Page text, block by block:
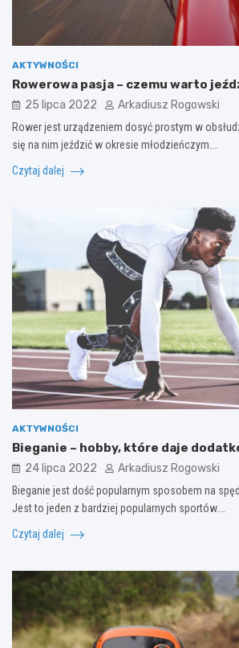
AKTYWNOŚCI
Rowerowa pasja – czemu warto
25 lipca 2022 Arkadiusz Rogowski
Rower jest urządzeniem dosyć prostym w
się na nim jeździć w okresie młodzieńczym.…
Czytaj dalej
AKTYWNOŚCI
Bieganie – hobby, które daje
24 lipca 2022 Arkadiusz Rogowski
Bieganie jest dość popularnym sposobem na
Jest to jeden z bardziej popularnych sportów.…
Czytaj dalej